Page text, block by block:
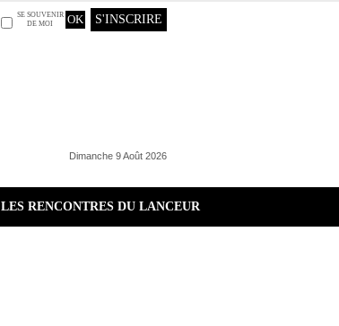
SE SOUVENIR
DE MOI
S'INSCRIRE
Dimanche 9 Août 2026
LES RENCONTRES DU LANCEUR